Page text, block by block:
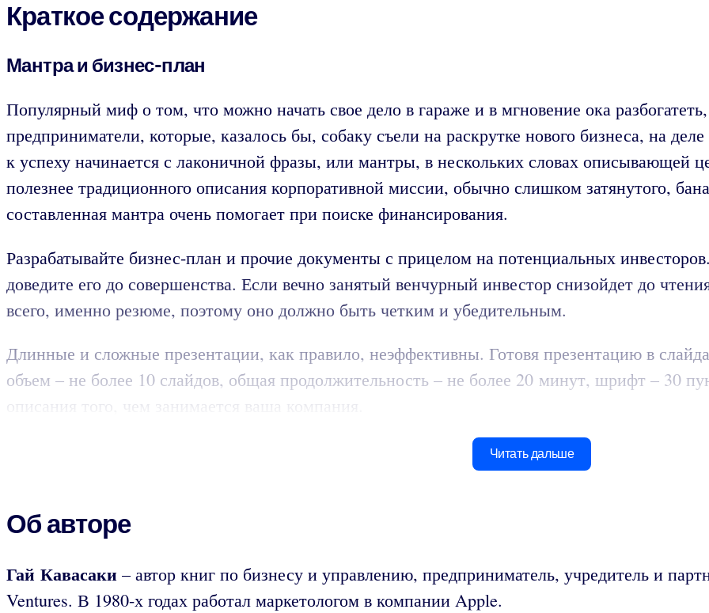
Краткое содержание
Мантра и бизнес-план
Популярный миф о том, что можно начать свое дело в гараже и в мгновение ока
предприниматели, которые, казалось бы, собаку съели на раскрутке нового бизнеса, на
к успеху начинается с лаконичной фразы, или мантры, в нескольких словах описывающей
полезнее традиционного описания корпоративной миссии, обычно слишком затянутого,
составленная мантра очень помогает при поиске финансирования.
Разрабатывайте бизнес-план и прочие документы с прицелом на потенциальных
доведите его до совершенства. Если вечно занятый венчурный инвестор снизойдет до
всего, именно резюме, поэтому оно должно быть четким и убедительным.
Длинные и сложные презентации, как правило, неэффективны. Готовя презентацию в
объем – не более 10 слайдов, общая продолжительность – не более 20 минут, шрифт – 30
Читать дальше
Об авторе
Гай Кавасаки – автор книг по бизнесу и управлению, предприниматель, учредитель и
Ventures. В 1980-х годах работал маркетологом в компании Apple.